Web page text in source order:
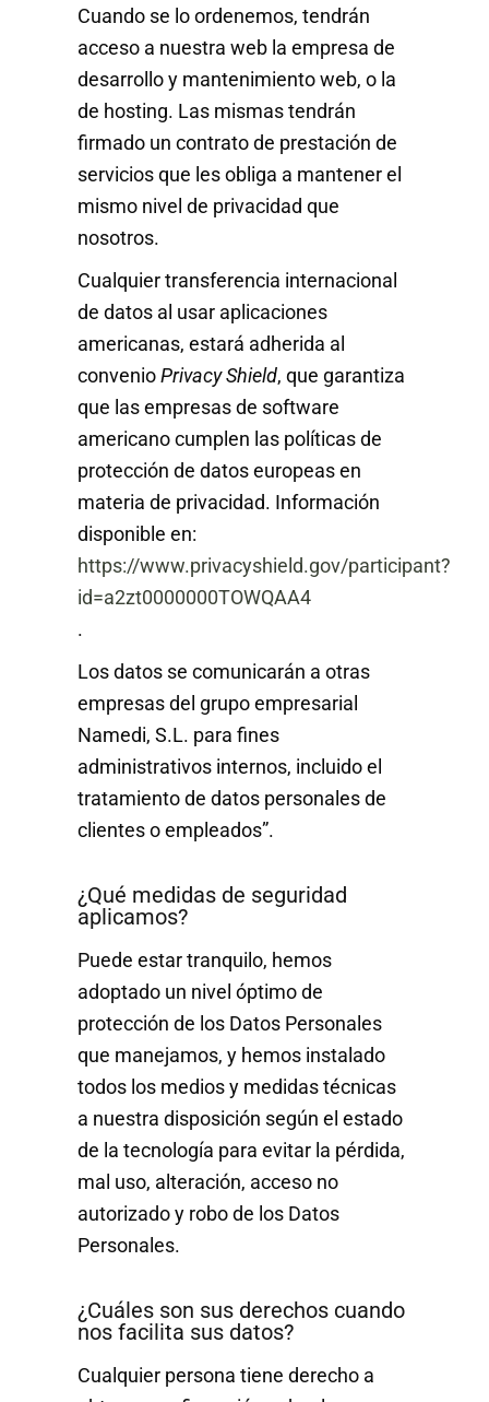
Cuando se lo ordenemos, tendrán
acceso a nuestra web la empresa de
desarrollo y mantenimiento web, o la
de hosting. Las mismas tendrán
firmado un contrato de prestación de
servicios que les obliga a mantener el
mismo nivel de privacidad que
nosotros.
Cualquier transferencia internacional
de datos al usar aplicaciones
americanas, estará adherida al
convenioPrivacy Shield, que garantiza
que las empresas de software
americano cumplen las políticas de
protección de datos europeas en
materia de privacidad. Información
disponible en:
https://www.privacyshield.gov/participant?
id=a2zt0000000TOWQAA4
.
Los datos se comunicarán a otras
empresas del grupo empresarial
Namedi, S.L. para fines
administrativos internos, incluido el
tratamiento de datos personales de
clientes o empleados”.
¿Qué medidas de seguridad
aplicamos?
Puede estar tranquilo, hemos
adoptado un nivel óptimo de
protección de los Datos Personales
que manejamos, y hemos instalado
todos los medios y medidas técnicas
a nuestra disposición según el estado
de la tecnología para evitar la pérdida,
mal uso, alteración, acceso no
autorizado y robo de los Datos
Personales.
¿Cuáles son sus derechos cuando
nos facilita sus datos?
Cualquier persona tiene derecho a